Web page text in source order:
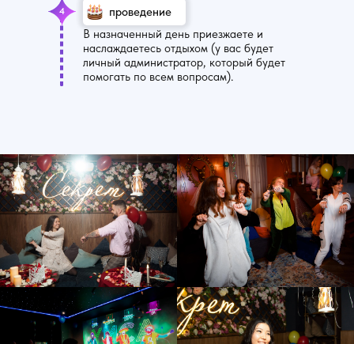
проведение
В назначенный день приезжаете и
наслаждаетесь отдыхом (у вас будет
личный администратор, который будет
помогать по всем вопросам).
4